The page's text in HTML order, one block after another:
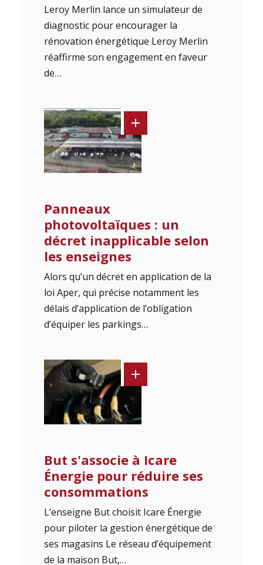
Leroy Merlin lance un simulateur de
diagnostic pour encourager la
rénovation énergétique Leroy Merlin
réaffirme son engagement en faveur
de…
Panneaux
photovoltaïques : un
décret inapplicable selon
les enseignes
Alors qu’un décret en application de la
loi Aper, qui précise notamment les
délais d’application de l’obligation
d’équiper les parkings…
But s'associe à Icare
Énergie pour réduire ses
consommations
L’enseigne But choisit Icare Énergie
pour piloter la gestion énergétique de
ses magasins Le réseau d’équipement
de la maison But,…